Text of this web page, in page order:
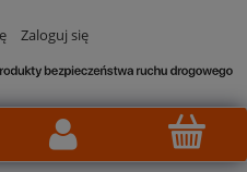
Zaloguj się